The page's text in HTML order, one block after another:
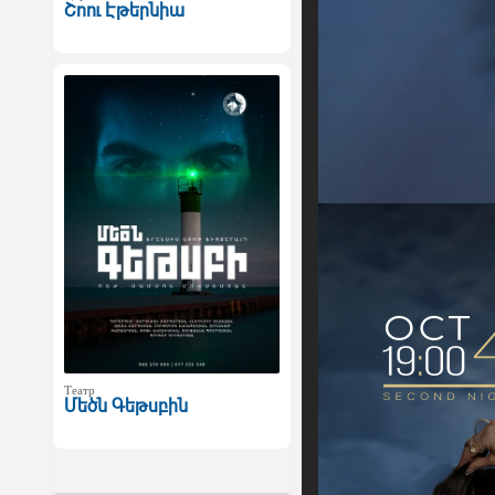
Շոու Էթերնիա
Театр
Մեծն Գեթսբին